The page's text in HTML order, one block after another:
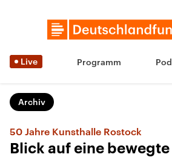
Live Programm
Archiv
50 Jahre Kunsthalle Rostock
Blick auf eine